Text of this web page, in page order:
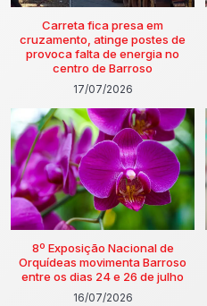
Carreta fica presa em
cruzamento, atinge postes de
provoca falta de energia no
centro de Barroso
17/07/2026
8º Exposição Nacional de
Orquídeas movimenta Barroso
entre os dias 24 e 26 de julho
16/07/2026